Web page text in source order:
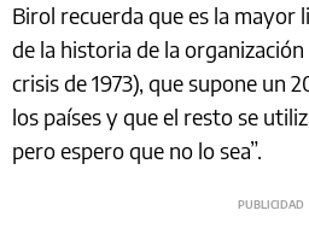
Birol recuerda que es la mayor
de la historia de la
crisis de 1973), que supone un
los países y que el resto se
pero espero que no lo sea”.